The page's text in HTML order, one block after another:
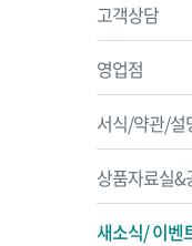
고객상담
영업점
서식/약관/설
상품자료실&
새소식/ 이벤